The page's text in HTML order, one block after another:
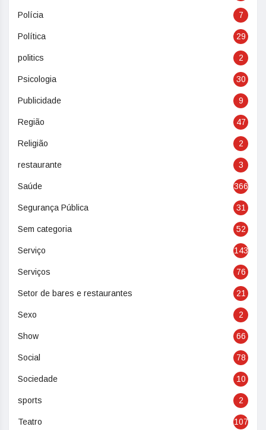
Polícia 7
Política 29
politics 2
Psicologia 30
Publicidade 9
Região 47
Religião 2
restaurante 3
Saúde 366
Segurança Pública 31
Sem categoria 52
Serviço 143
Serviços 76
Setor de bares e restaurantes 21
Sexo 2
Show 66
Social 78
Sociedade 10
sports 2
Teatro 107